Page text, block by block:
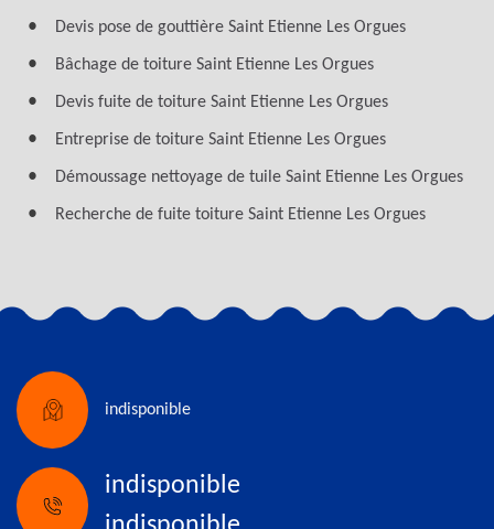
Devis pose de gouttière Saint Etienne Les Orgues
Bâchage de toiture Saint Etienne Les Orgues
Devis fuite de toiture Saint Etienne Les Orgues
Entreprise de toiture Saint Etienne Les Orgues
Démoussage nettoyage de tuile Saint Etienne Les Orgues
Recherche de fuite toiture Saint Etienne Les Orgues
indisponible
indisponible